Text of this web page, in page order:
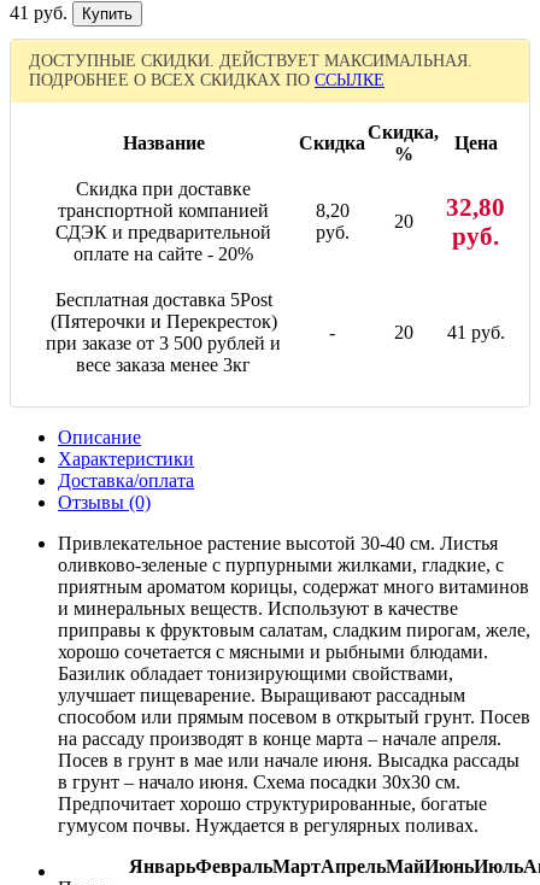
41 руб.
ДОСТУПНЫЕ СКИДКИ. ДЕЙСТВУЕТ МАКСИМАЛЬНАЯ.
ПОДРОБНЕЕ О ВСЕХ СКИДКАХ ПО ССЫЛКЕ
Название Скидка
Скидка,
%
Цена
Скидка при доставке
транспортной компанией
СДЭК и предварительной
оплате на сайте - 20%
8,20
руб.
20
32,80
руб.
Бесплатная доставка 5Post
(Пятерочки и Перекресток)
при заказе от 3 500 рублей и
весе заказа менее 3кг
- 20 41 руб.
Описание
Характеристики
Доставка/оплата
Отзывы (0)
Привлекательное растение высотой 30-40 см. Листья
оливково-зеленые с пурпурными жилками, гладкие, с
приятным ароматом корицы, содержат много витаминов
и минеральных веществ. Используют в качестве
приправы к фруктовым салатам, сладким пирогам, желе,
хорошо сочетается с мясными и рыбными блюдами.
Базилик обладает тонизирующими свойствами,
улучшает пищеварение. Выращивают рассадным
способом или прямым посевом в открытый грунт. Посев
на рассаду производят в конце марта – начале апреля.
Посев в грунт в мае или начале июня. Высадка рассады
в грунт – начало июня. Схема посадки 30x30 см.
Предпочитает хорошо структурированные, богатые
гумусом почвы. Нуждается в регулярных поливах.
ЯнварьФевральМартАпрельМайИюньИюль